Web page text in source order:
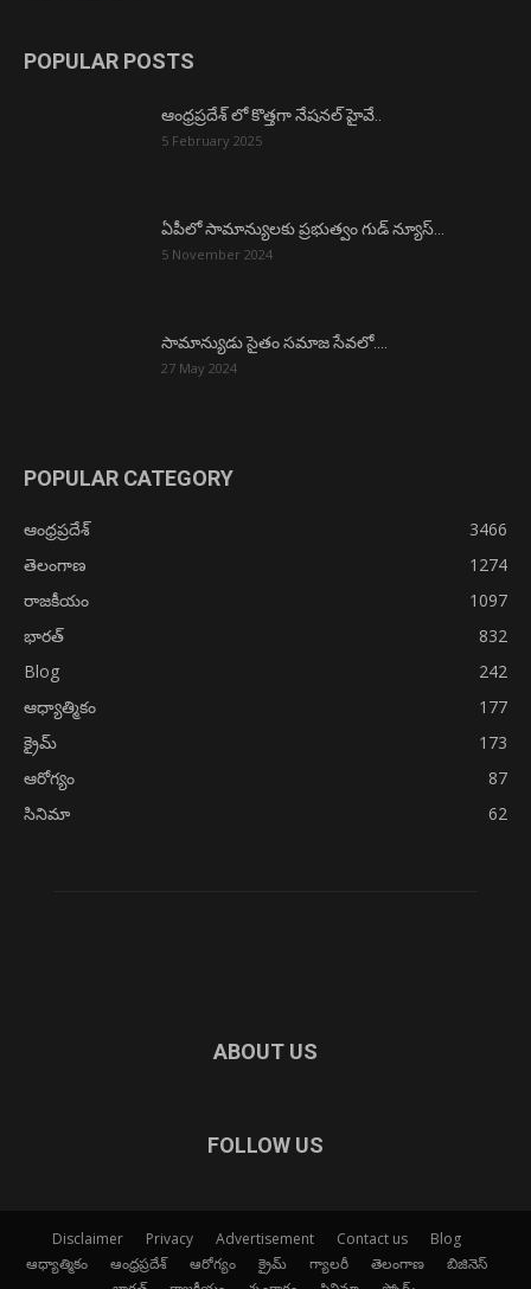
POPULAR POSTS
ఆంధ్రప్రదేశ్ లో కొత్తగా నేషనల్ హైవే..
5 February 2025
ఏపీలో సామాన్యులకు ప్రభుత్వం గుడ్ న్యూస్…
5 November 2024
సామాన్యుడు సైతం సమాజ సేవలో….
27 May 2024
POPULAR CATEGORY
ఆంధ్రప్రదేశ్
3466
తెలంగాణ
1274
రాజకీయం
1097
భారత్
832
Blog
242
ఆధ్యాత్మికం
177
క్రైమ్
173
ఆరోగ్యం
87
సినిమా
62
ABOUT US
FOLLOW US
Disclaimer Privacy Advertisement Contact us
Blog
ఆధ్యాత్మికం
ఆంధ్రప్రదేశ్ ఆరోగ్యం క్రైమ్ గ్యాలరీ తెలంగాణ
బిజినెస్